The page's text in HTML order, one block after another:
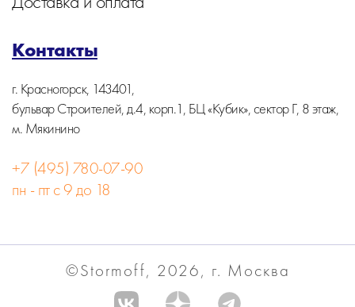
Контакты
г. Красногорск, 143401,
бульвар Строителей, д.4, корп.1, БЦ «Кубик», сектор Г, 8 этаж,
м. Мякинино
+7 (495) 780-07-90
пн - пт с 9 до 18
©Stormoff, 2026, г. Москва